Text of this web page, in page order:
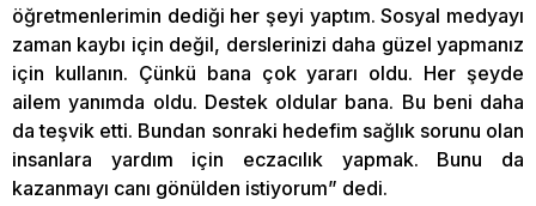
öğretmenlerimin dediği her şeyi yaptım. Sosyal medyayı
zaman kaybı için değil, derslerinizi daha güzel yapmanız
için kullanın. Çünkü bana çok yararı oldu. Her şeyde
ailem yanımda oldu. Destek oldular bana. Bu beni daha
da teşvik etti. Bundan sonraki hedefim sağlık sorunu olan
insanlara yardım için eczacılık yapmak. Bunu da
kazanmayı canı gönülden istiyorum” dedi.